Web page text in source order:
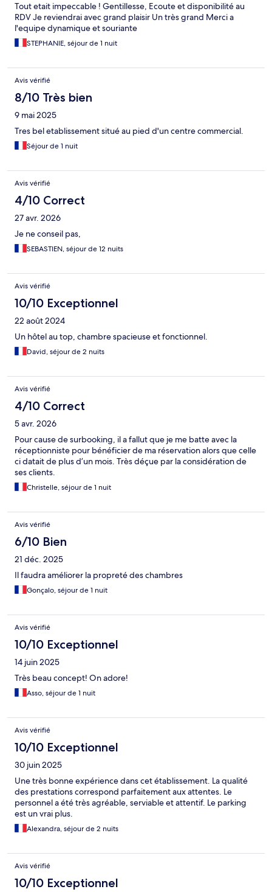
Tout etait impeccable ! Gentillesse, Ecoute et disponibilité au
RDV Je reviendrai avec grand plaisir Un très grand Merci a
l'equipe dynamique et souriante
STEPHANIE, séjour de 1 nuit
Avis vérifié
8/10 Très bien
9 mai 2025
Tres bel etablissement situé au pied d'un centre commercial.
Séjour de 1 nuit
Avis vérifié
4/10 Correct
27 avr. 2026
Je ne conseil pas,
SEBASTIEN, séjour de 12 nuits
Avis vérifié
10/10 Exceptionnel
22 août 2024
Un hôtel au top, chambre spacieuse et fonctionnel.
David, séjour de 2 nuits
Avis vérifié
4/10 Correct
5 avr. 2026
Pour cause de surbooking, il a fallut que je me batte avec la
réceptionniste pour bénéficier de ma réservation alors que celle
ci datait de plus d’un mois. Très déçue par la considération de
ses clients.
Christelle, séjour de 1 nuit
Avis vérifié
6/10 Bien
21 déc. 2025
Il faudra améliorer la propreté des chambres
Gonçalo, séjour de 1 nuit
Avis vérifié
10/10 Exceptionnel
14 juin 2025
Très beau concept! On adore!
Asso, séjour de 1 nuit
Avis vérifié
10/10 Exceptionnel
30 juin 2025
Une très bonne expérience dans cet établissement. La qualité
des prestations correspond parfaitement aux attentes. Le
personnel a été très agréable, serviable et attentif. Le parking
est un vrai plus.
Alexandra, séjour de 2 nuits
Avis vérifié
10/10 Exceptionnel